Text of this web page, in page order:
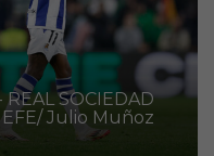
REAL SOCIEDAD
EFE/ Julio Muñoz